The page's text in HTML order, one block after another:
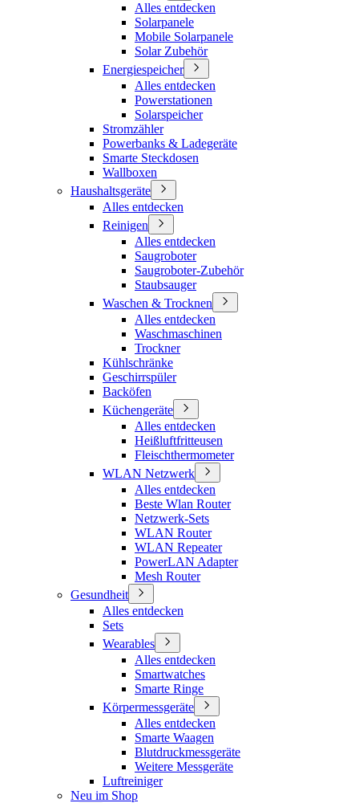
Alles entdecken
Solarpanele
Mobile Solarpanele
Solar Zubehör
Energiespeicher
Alles entdecken
Powerstationen
Solarspeicher
Stromzähler
Powerbanks & Ladegeräte
Smarte Steckdosen
Wallboxen
Haushaltsgeräte
Alles entdecken
Reinigen
Alles entdecken
Saugroboter
Saugroboter-Zubehör
Staubsauger
Waschen & Trocknen
Alles entdecken
Waschmaschinen
Trockner
Kühlschränke
Geschirrspüler
Backöfen
Küchengeräte
Alles entdecken
Heißluftfritteusen
Fleischthermometer
WLAN Netzwerk
Alles entdecken
Beste Wlan Router
Netzwerk-Sets
WLAN Router
WLAN Repeater
PowerLAN Adapter
Mesh Router
Gesundheit
Alles entdecken
Sets
Wearables
Alles entdecken
Smartwatches
Smarte Ringe
Körpermessgeräte
Alles entdecken
Smarte Waagen
Blutdruckmessgeräte
Weitere Messgeräte
Luftreiniger
Neu im Shop